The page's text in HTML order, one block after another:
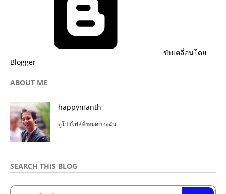
ขับเคลื่อนโดย
Blogger
ABOUT ME
happymanth
ดูโปรไฟล์ทั้งหมดของฉัน
SEARCH THIS BLOG